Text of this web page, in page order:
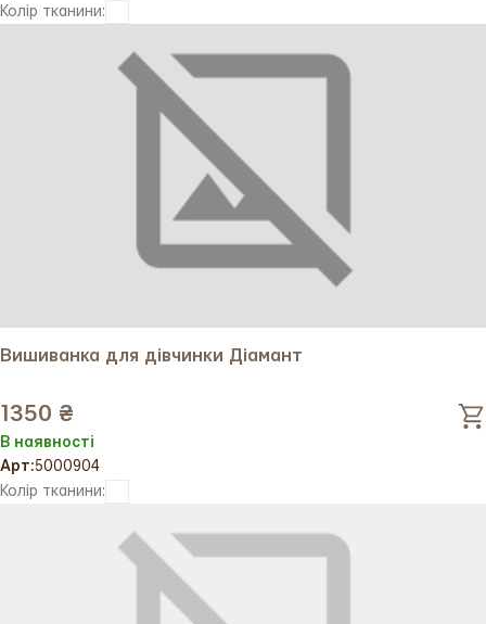
Колір тканини:
Вишиванка для дівчинки Діамант
1350 ₴
В наявності
Арт:5000904
Колір тканини: